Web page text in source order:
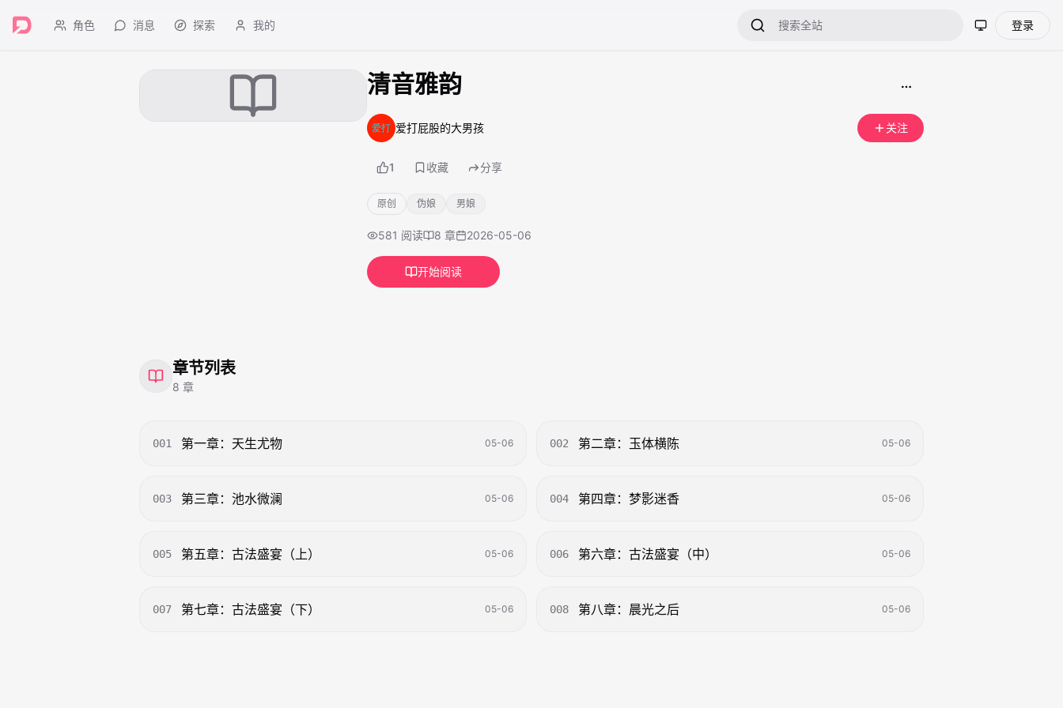
角色 消息 探索 我的 登录
清音雅韵
爱打屁股的大男孩 关注
1 收藏 分享
原创 伪娘 男娘
581 阅读 8 章 2026-05-06
开始阅读
章节列表
8 章
001 第一章：天生尤物 05-06 002 第二章：玉体横陈 05-06
003 第三章：池水微澜 05-06 004 第四章：梦影迷香 05-06
005 第五章：古法盛宴（上） 05-06 006 第六章：古法盛宴（中）​ 05-06
007 第七章：古法盛宴（下）​ 05-06 008 第八章：晨光之后 05-06